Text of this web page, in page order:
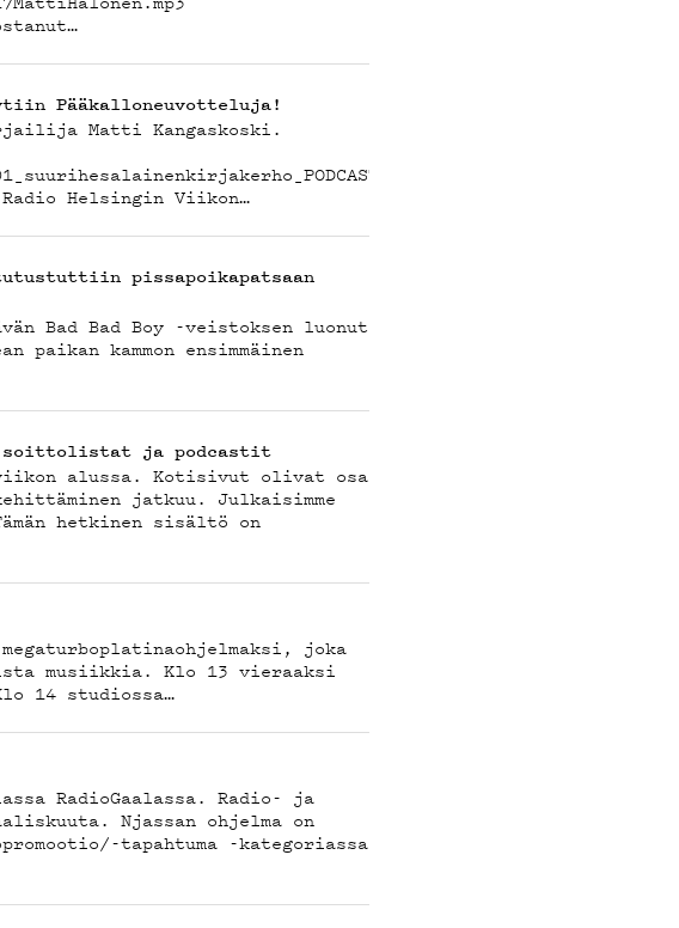
Pääkalloneuvotteluja!
Matti Kangaskoski.
Helsingin Viikon…
tutustuttiin pissapoikapatsaan
Bad Bad Boy -veistoksen luonut
kammon ensimmäinen
soittolistat ja podcastit
alussa. Kotisivut olivat osa
jatkuu. Julkaisimme
hetkinen sisältö on
joka
musiikkia. Klo 13 vieraaksi
14 studiossa…
RadioGaalassa. Radio- ja
Njassan ohjelma on
tapahtuma -kategoriassa